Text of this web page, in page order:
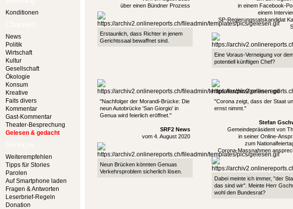
Konditionen
News
Politik
Wirtschaft
Kultur
Gesellschaft
Ökologie
Konsum
Kreative
Faits divers
Kommentar
Gast-Kommentar
Theater-Besprechung
Gelesen & gedacht
Weiterempfehlen
Tipps für Stories
Parolen
Auf Smartphone laden
Fragen & Antworten
Leserbrief-Regeln
Donation
über einen Bündner Prozess
Erstaunlich, dass Richter in jenem
Gerichtssaal bewaffnet sind.
in einem Facebook-
einem
SP-Regierungsratskandidat
Eine Voraus-Verneigung vor
potentiell künftigen Chef?
"Nachfolger der Morandi-Brücke: Die
neun Autobrücke 'San Giorgio' in
Genua wird feierlich eröffnet."
SRF2 News
vom 4. August 2020
Neun Brücken könnten Genuas
Verkehrsproblem sicherlich lösen.
"Corona zeigt, dass der Staat
ernst nimmt."
Stefan
Gemeindepräsident von
in seiner Online-
zum
Corona-Massnahmen
Dabei meinte ich immer, "der
das sind wir". Meinte Herr
wohl den Bundesrat?